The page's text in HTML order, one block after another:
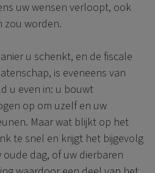
uw wensen verloopt, ook
zou worden.
u schenkt, en de fiscale
is eveneens van
u even in: u bouwt
op om uzelf en uw
Maar wat blijkt op het
te snel en krijgt het bijgevolg
dag, of uw dierbaren